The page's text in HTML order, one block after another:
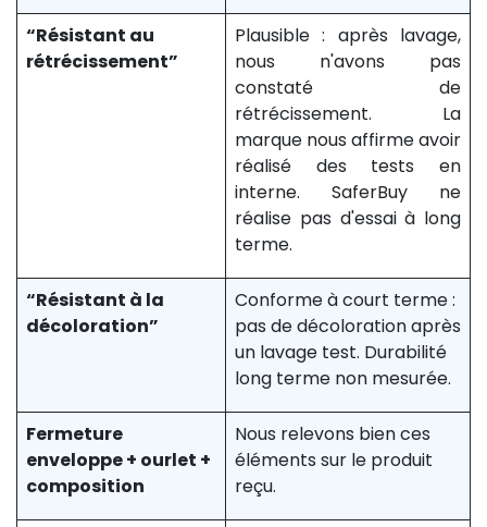
“Résistant au
rétrécissement”
Plausible : après lavage,
nous n'avons pas
constaté de
rétrécissement. La
marque nous affirme avoir
réalisé des tests en
interne. SaferBuy ne
réalise pas d'essai à long
terme.
“Résistant à la
décoloration”
Conforme à court terme :
pas de décoloration après
un lavage test. Durabilité
long terme non mesurée.
Fermeture
enveloppe + ourlet +
composition
Nous relevons bien ces
éléments sur le produit
reçu.